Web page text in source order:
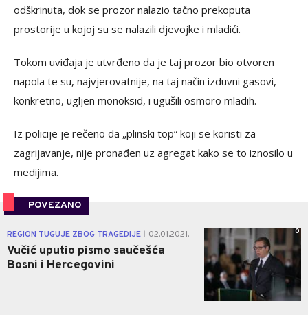
odškrinuta, dok se prozor nalazio tačno prekoputa
prostorije u kojoj su se nalazili djevojke i mladići.
Tokom uviđaja je utvrđeno da je taj prozor bio otvoren
napola te su, najvjerovatnije, na taj način izduvni gasovi,
konkretno, ugljen monoksid, i ugušili osmoro mladih.
Iz policije je rečeno da „plinski top“ koji se koristi za
zagrijavanje, nije pronađen uz agregat kako se to iznosilo u
medijima.
POVEZANO
REGION TUGUJE ZBOG TRAGEDIJE 02.01.2021.
Vučić uputio pismo saučešća
Bosni i Hercegovini
0